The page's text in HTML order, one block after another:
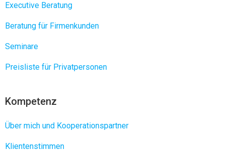
Executive Beratung
Beratung für Firmenkunden
Seminare
Preisliste für Privatpersonen
Kompetenz
Über mich und Kooperationspartner
Klientenstimmen